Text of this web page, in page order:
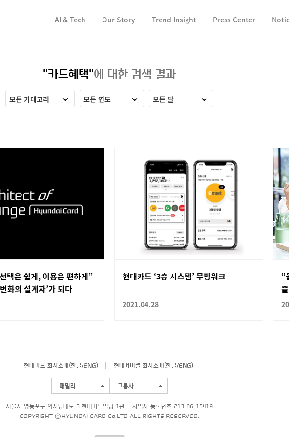
AI & Tech Our Story Trend Insight Press Center
"카드혜택"에 대한 검색 결과
모든 카테고리 모든 연도 모든 달
택은 쉽게, 이용은 편하게”
화의 설계자’가 되다
현대카드 ‘3층 시스템’ 무빙워크
2021.04.28
“
현대카드 회사소개(한글/ENG) 현대커머셜 회사소개(한글/ENG)
패밀리 그룹사
서울시 영등포구 의사당대로 3 현대카드빌딩 1관
사업자 등록번호 213-86-15419
COPYRIGHT © HYUNDAI CARD Co.LTD ALL RIGHTS RESERVED.